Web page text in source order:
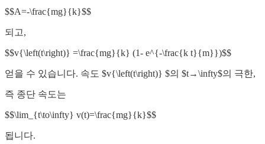
$$A=-\frac{mg}{k}$$
되고,
$$v{\left(t\right)} =\frac{mg}{k} (1- e^{-\frac{k t}{m}})$$
얻을 수 있습니다. 속도 $v{\left(t\right)} $의 $t→\infty$의 극한,
즉 종단 속도는
$$\lim_{t\to\infty} v(t)=\frac{mg}{k}$$
됩니다.